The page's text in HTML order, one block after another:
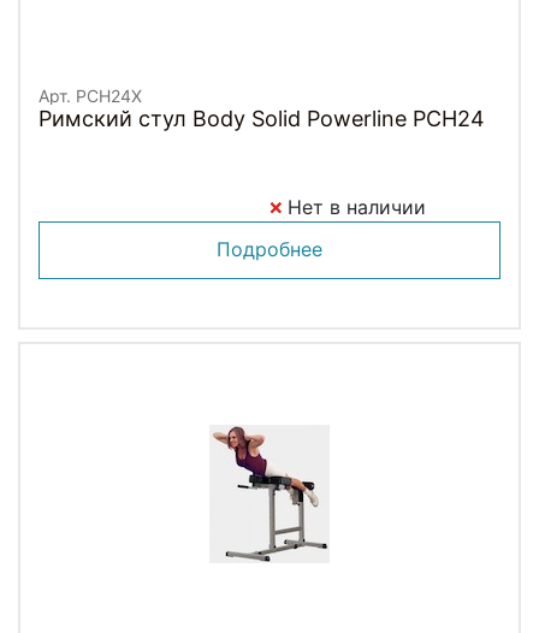
Арт. PCH24X
Римский стул Body Solid Powerline PCH24
Нет в наличии
Подробнее